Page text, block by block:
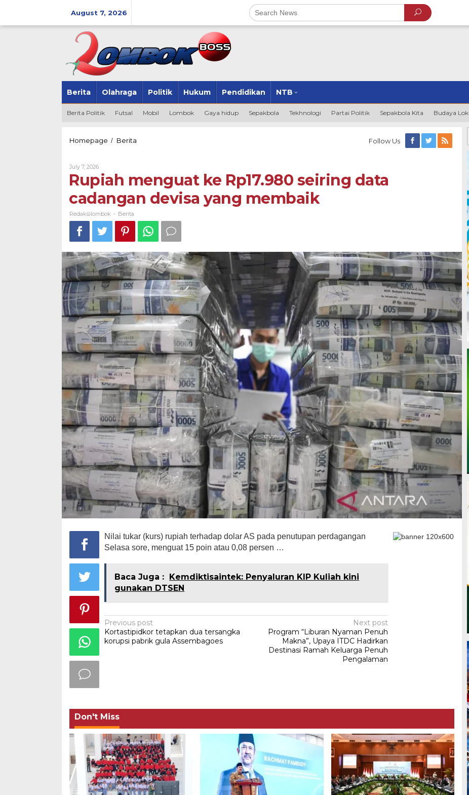
August 7, 2026
Berita Olahraga Politik Hukum Pendidikan NTB
Berita Politik Futsal Mobil Lombok Gaya hidup Sepakbola Tekhnologi Partai Politik Sepakbola Kita Budaya
Homepage / Berita
seiring
data
cadangan
devisa
membaik
Follow Us
July 7, 2026By
Redaksilombok
Rupiah menguat ke Rp17.980 seiring data
cadangan devisa yang membaik
Redaksilombok - Berita
Nilai tukar (kurs) rupiah terhadap dolar AS pada penutupan perdagangan
Selasa sore, menguat 15 poin atau 0,08 persen …
Baca Juga :
Kemdiktisaintek: Penyaluran KIP Kuliah kini
gunakan DTSEN
Post
navigation
Previous post
Kortastipidkor tetapkan dua tersangka
korupsi pabrik gula Assembagoes
Next post
Program “Liburan Nyaman Penuh
Makna”, Upaya ITDC Hadirkan
Destinasi Ramah Keluarga Penuh
Pengalaman
Don't Miss